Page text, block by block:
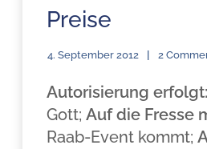
Preise
4. September 2012 2
Autorisierung erfolgt:
Gott; Auf die Fresse
Raab-Event kommt;